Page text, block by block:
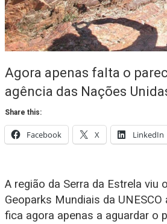
Agora apenas falta o
agência das Nações
Share this:
Facebook X LinkedIn
A região da Serra da Estrela viu
Geoparks Mundiais da
fica agora apenas a aguardar o